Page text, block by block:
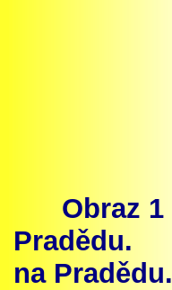
Obraz 1
Pradědu.
na Pradědu.